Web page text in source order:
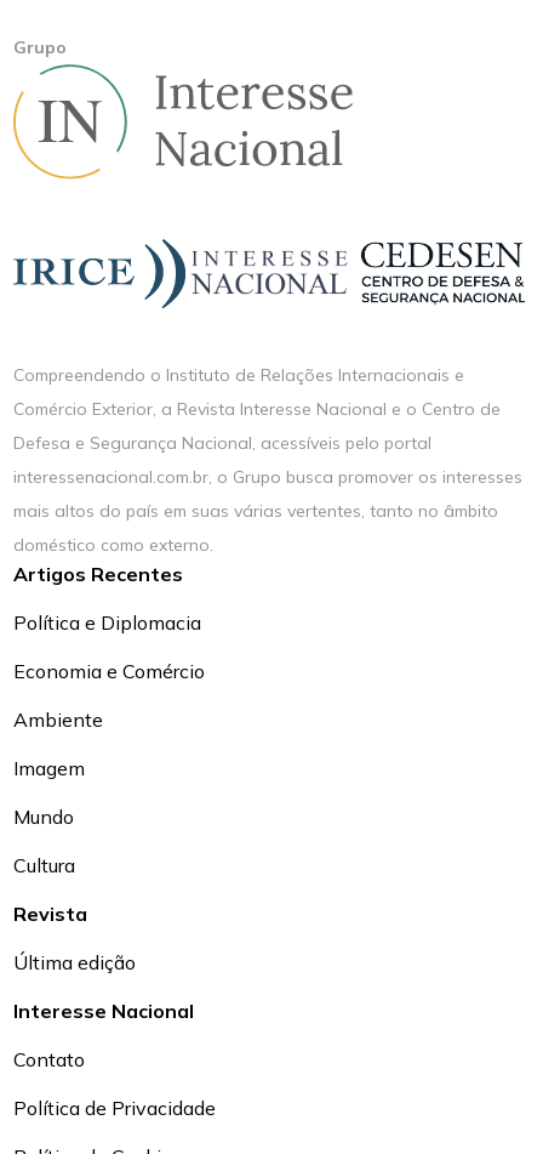
Grupo
Compreendendo o Instituto de Relações Internacionais e
Comércio Exterior, a Revista Interesse Nacional e o Centro de
Defesa e Segurança Nacional, acessíveis pelo portal
interessenacional.com.br, o Grupo busca promover os interesses
mais altos do país em suas várias vertentes, tanto no âmbito
doméstico como externo.
Artigos Recentes
Política e Diplomacia
Economia e Comércio
Ambiente
Imagem
Mundo
Cultura
Revista
Última edição
Interesse Nacional
Contato
Política de Privacidade